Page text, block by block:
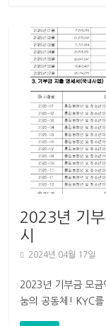
2023년 기
시
2024년 04월 17일
2023년 기부금 모
눔의 공동체! KYC를